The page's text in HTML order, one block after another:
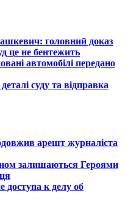
головний доказ
це не бентежить
автомобілі передано
суду та відправка
арешт журналіста
залишаються Героями
доступа к делу об